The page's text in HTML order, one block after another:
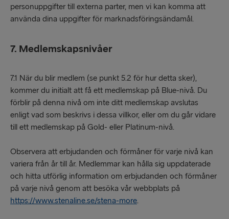
personuppgifter till externa parter, men vi kan komma att
använda dina uppgifter för marknadsföringsändamål.
7. Medlemskapsnivåer
7.1 När du blir medlem (se punkt 5.2 för hur detta sker),
kommer du initialt att få ett medlemskap på Blue-nivå. Du
förblir på denna nivå om inte ditt medlemskap avslutas
enligt vad som beskrivs i dessa villkor, eller om du går vidare
till ett medlemskap på Gold- eller Platinum-nivå.
Observera att erbjudanden och förmåner för varje nivå kan
variera från år till år. Medlemmar kan hålla sig uppdaterade
och hitta utförlig information om erbjudanden och förmåner
på varje nivå genom att besöka vår webbplats på
https://www.stenaline.se/stena-more.